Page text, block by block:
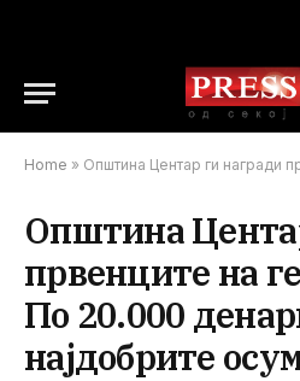
Home » Општина Центар ги награди првенците на
Општина
првенците на
По 20.000
најдобрите